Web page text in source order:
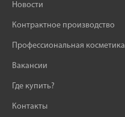
Новости
Контрактное производство
Профессиональная косметика
Вакансии
Где купить?
Контакты